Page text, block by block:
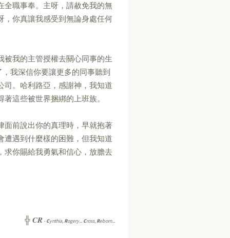
全職事奉。主呀，請赦免我的無
，你真讓我感受到無論身處任何
被我的主管授權去關心同事的生
我深信你要讓更多的同事聽到
司。哈利路亞，感謝神，我知道
這些被世界捆綁的上班族。
面前說出你的真理時，早就抱著
遭遇到什麼樣的困難，但我知道
求你賜給我勇氣和信心，放膽去
╬ CR -Cynthia, Rogery... Cross, Reborn...